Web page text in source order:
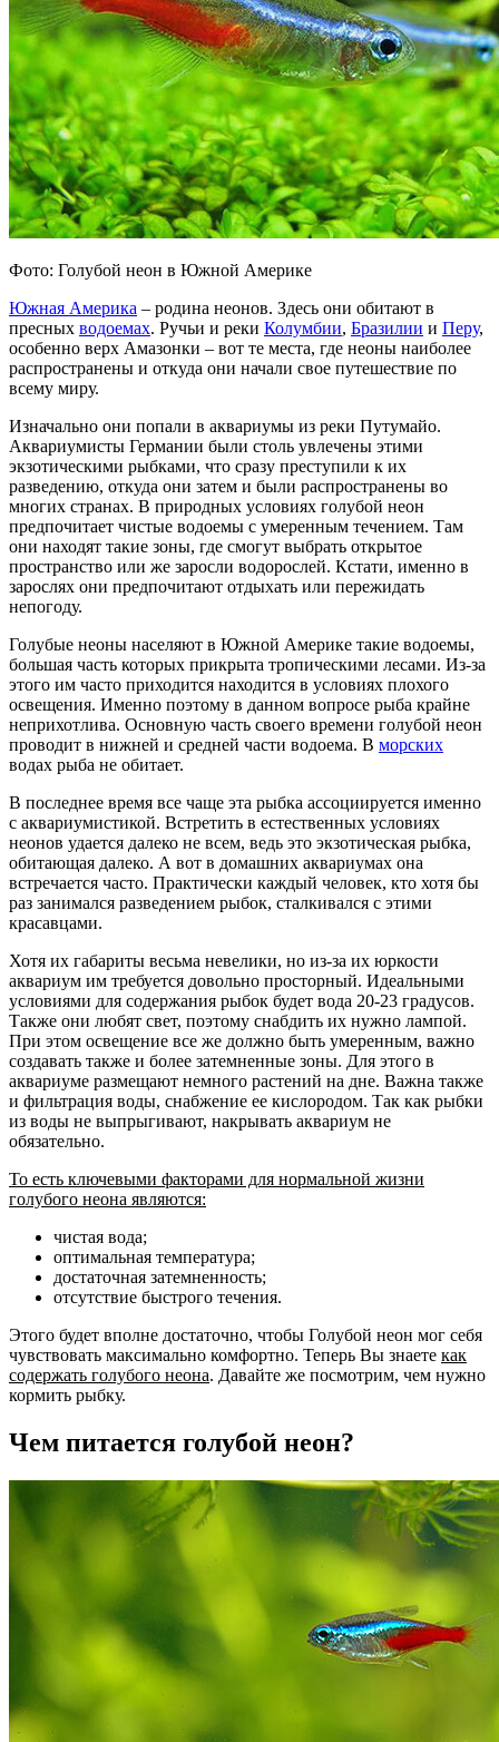
Фото: Голубой неон в Южной Америке
Южная Америка – родина неонов. Здесь они обитают в
пресных водоемах. Ручьи и реки Колумбии, Бразилии и Перу,
особенно верх Амазонки – вот те места, где неоны наиболее
распространены и откуда они начали свое путешествие по
всему миру.
Изначально они попали в аквариумы из реки Путумайо.
Аквариумисты Германии были столь увлечены этими
экзотическими рыбками, что сразу преступили к их
разведению, откуда они затем и были распространены во
многих странах. В природных условиях голубой неон
предпочитает чистые водоемы с умеренным течением. Там
они находят такие зоны, где смогут выбрать открытое
пространство или же заросли водорослей. Кстати, именно в
зарослях они предпочитают отдыхать или пережидать
непогоду.
Голубые неоны населяют в Южной Америке такие водоемы,
большая часть которых прикрыта тропическими лесами. Из-за
этого им часто приходится находится в условиях плохого
освещения. Именно поэтому в данном вопросе рыба крайне
неприхотлива. Основную часть своего времени голубой неон
проводит в нижней и средней части водоема. В морских
водах рыба не обитает.
В последнее время все чаще эта рыбка ассоциируется именно
с аквариумистикой. Встретить в естественных условиях
неонов удается далеко не всем, ведь это экзотическая рыбка,
обитающая далеко. А вот в домашних аквариумах она
встречается часто. Практически каждый человек, кто хотя бы
раз занимался разведением рыбок, сталкивался с этими
красавцами.
Хотя их габариты весьма невелики, но из-за их юркости
аквариум им требуется довольно просторный. Идеальными
условиями для содержания рыбок будет вода 20-23 градусов.
Также они любят свет, поэтому снабдить их нужно лампой.
При этом освещение все же должно быть умеренным, важно
создавать также и более затемненные зоны. Для этого в
аквариуме размещают немного растений на дне. Важна также
и фильтрация воды, снабжение ее кислородом. Так как рыбки
из воды не выпрыгивают, накрывать аквариум не
обязательно.
То есть ключевыми факторами для нормальной жизни
голубого неона являются:
чистая вода;
оптимальная температура;
достаточная затемненность;
отсутствие быстрого течения.
Этого будет вполне достаточно, чтобы Голубой неон мог себя
чувствовать максимально комфортно. Теперь Вы знаете как
содержать голубого неона. Давайте же посмотрим, чем нужно
кормить рыбку.
Чем питается голубой неон?